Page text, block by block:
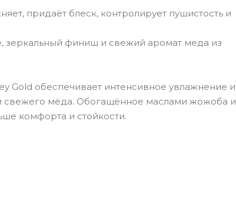
придаёт блеск, контролирует пушистость и
зеркальный финиш и свежий аромат меда из
Gold обеспечивает интенсивное увлажнение и
свежего мёда. Обогащённое маслами жожоба и
комфорта и стойкости.